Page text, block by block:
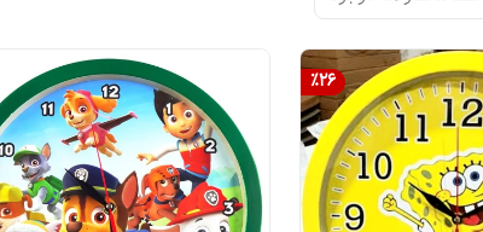
%26